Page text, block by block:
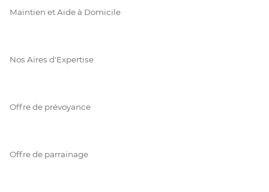
Maintien et Aide à Domicile
Nos Aires d'Expertise
Offre de prévoyance
Offre de parrainage